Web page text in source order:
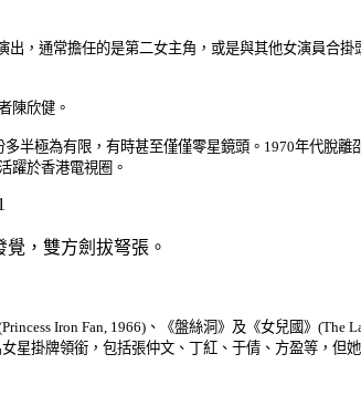
，通常擔任的是第二女主角，或是與其他女演員合掛
陳欣健。
半極為有限，有時甚至僅僅零星鏡頭。1970年代脫離
躍於香港電視圈。
，雙方劍拔弩張。
Iron Fan, 1966)、《盤絲洞》及《女兒國》(The
星掛牌領銜，包括張仲文、丁紅、于倩、方盈等，但